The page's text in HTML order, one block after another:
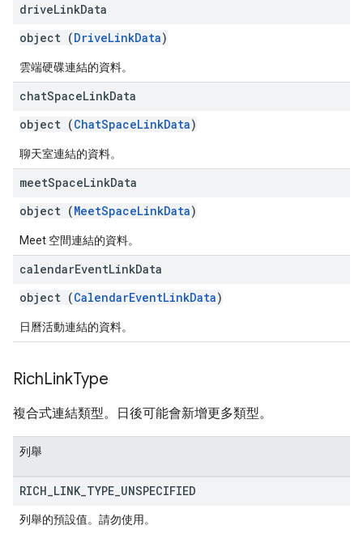
driveLinkData
object (DriveLinkData)
雲端硬碟連結的資料。
chatSpaceLinkData
object (ChatSpaceLinkData)
聊天室連結的資料。
meetSpaceLinkData
object (MeetSpaceLinkData)
Meet 空間連結的資料。
calendarEventLinkData
object (CalendarEventLinkData)
日曆活動連結的資料。
RichLinkType
複合式連結類型。日後可能會新增更多類型。
列舉
RICH LINK TYPE UNSPECIFIED
列舉的預設值。請勿使用。